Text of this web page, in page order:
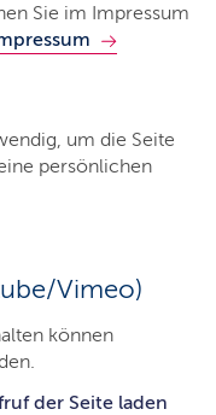
Sie im Impressum
um die Seite
persönlichen
Vimeo)
können
der Seite laden